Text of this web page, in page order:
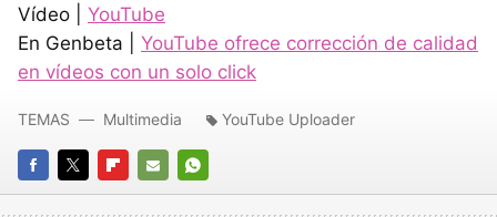
Vídeo | YouTube
En Genbeta | YouTube ofrece corrección de calidad
en vídeos con un solo click
FACEBOOK
TWITTERFLIPBOARD
E-
WHATSAPP
TEMAS Multimedia YouTube Uploader